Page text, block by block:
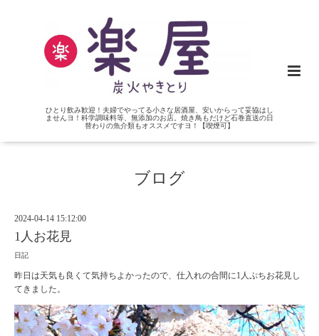
ひとり飲み歓迎！夫婦でやってる小さな居酒屋、安いからって妥協はし
ませんヨ！科学調味料等、無添加のお店。焼き鳥もだけど石巻直送の日
替わりの魚介類もオススメですヨ！【喫煙可】
ブログ
2024-04-14 15:12:00
1人お花見
日記
昨日は天気も良くて気持ちよかったので、仕入れの合間に1人ぷちお花見し
てきました。